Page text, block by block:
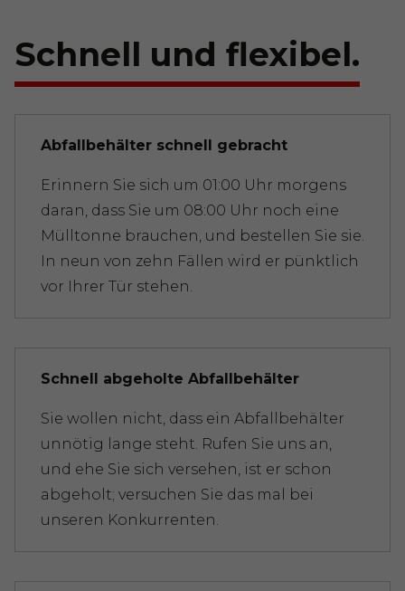
Schnell und flexibel.
Abfallbehälter schnell gebracht
Erinnern Sie sich um 01:00 Uhr morgens
daran, dass Sie um 08:00 Uhr noch eine
Mülltonne brauchen, und bestellen Sie sie.
In neun von zehn Fällen wird er pünktlich
vor Ihrer Tür stehen.
Schnell abgeholte Abfallbehälter
Sie wollen nicht, dass ein Abfallbehälter
unnötig lange steht. Rufen Sie uns an,
und ehe Sie sich versehen, ist er schon
abgeholt; versuchen Sie das mal bei
unseren Konkurrenten.